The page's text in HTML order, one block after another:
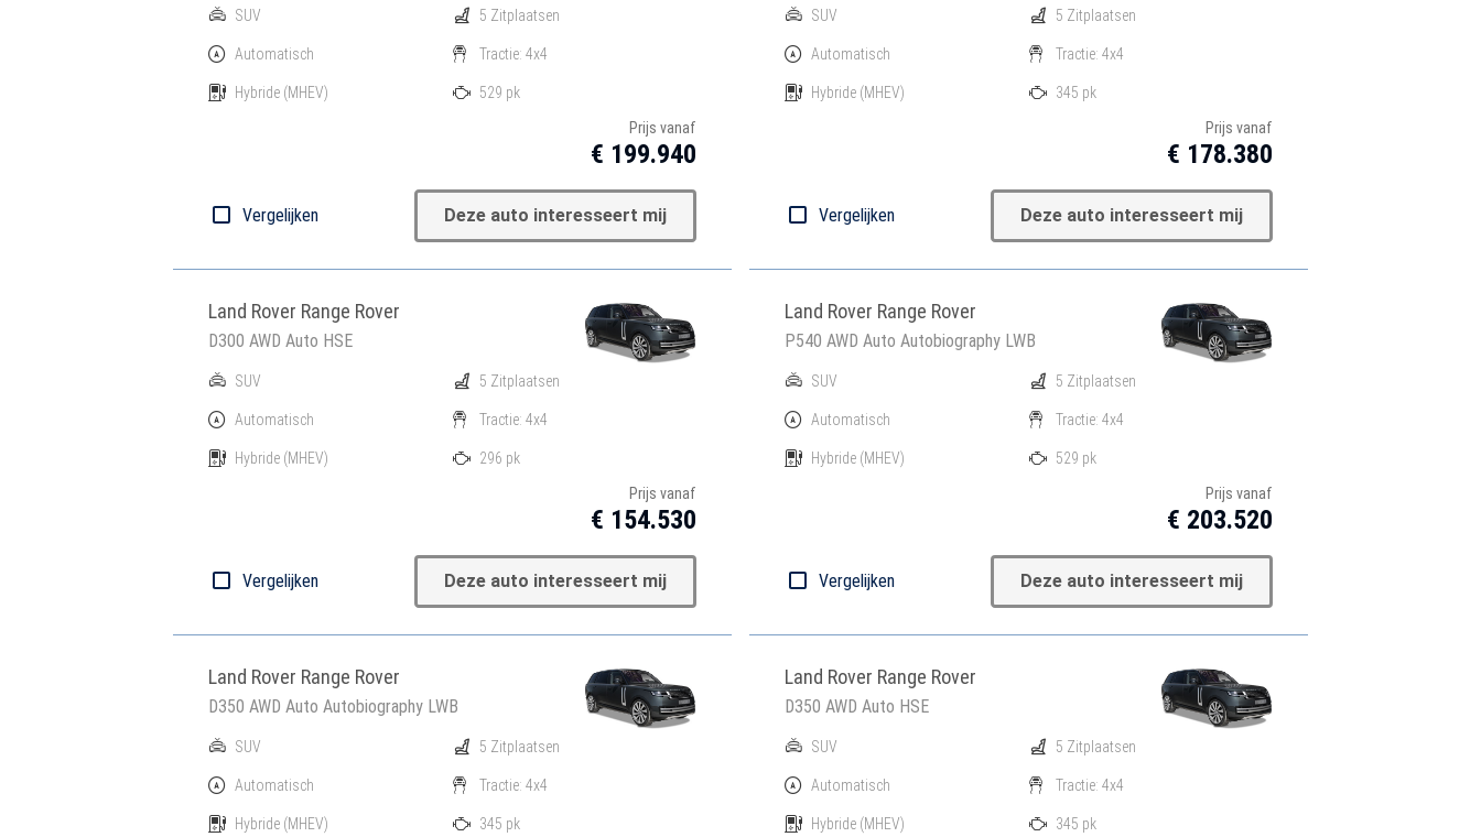
SUV
Automatisch
Hybride (MHEV)
5 Zitplaatsen
Tractie: 4x4
529 pk
Prijs vanaf
€ 199.940
Vergelijken Deze auto interesseert mij
SUV
Automatisch
Hybride (MHEV)
5 Zitplaatsen
Tractie: 4x4
345 pk
Prijs vanaf
€ 178.380
Vergelijken Deze auto interesseert mij
Land Rover Range Rover
D300 AWD Auto HSE
SUV
Automatisch
Hybride (MHEV)
5 Zitplaatsen
Tractie: 4x4
296 pk
Prijs vanaf
€ 154.530
Vergelijken Deze auto interesseert mij
Land Rover Range Rover
P540 AWD Auto Autobiography LWB
SUV
Automatisch
Hybride (MHEV)
5 Zitplaatsen
Tractie: 4x4
529 pk
Prijs vanaf
€ 203.520
Vergelijken Deze auto interesseert mij
Land Rover Range Rover
D350 AWD Auto Autobiography LWB
SUV
Automatisch
Hybride (MHEV)
5 Zitplaatsen
Tractie: 4x4
345 pk
Land Rover Range Rover
D350 AWD Auto HSE
SUV
Automatisch
Hybride (MHEV)
5 Zitplaatsen
Tractie: 4x4
345 pk